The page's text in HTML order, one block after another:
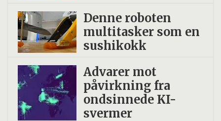
Denne roboten
multitasker som en
sushikokk
Advarer mot
påvirkning fra
ondsinnede KI-
svermer